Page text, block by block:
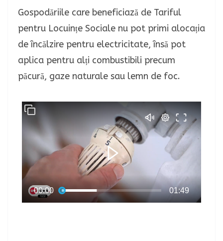
Gospodăriile care beneficiază de Tariful
pentru Locuințe Sociale nu pot primi alocația
de încălzire pentru electricitate, însă pot
aplica pentru alți combustibili precum
păcură, gaze naturale sau lemn de foc.